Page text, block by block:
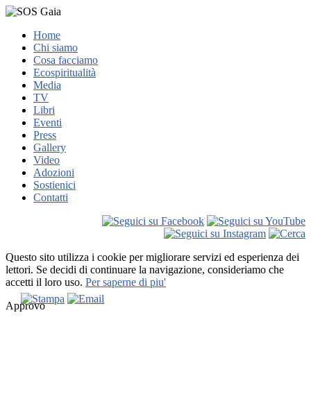
Home
Chi siamo
Cosa facciamo
Ecospiritualità
Media
TV
Libri
Eventi
Press
Gallery
Video
Adozioni
Sostienici
Contatti
Questo sito utilizza i cookie per migliorare servizi ed esperienza dei
lettori. Se decidi di continuare la navigazione, consideriamo che
accetti il loro uso. Per saperne di piu'
Approvo